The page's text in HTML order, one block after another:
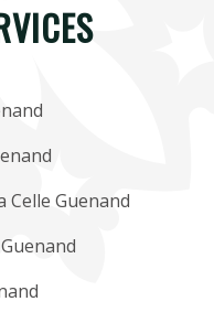
Celle Guenand